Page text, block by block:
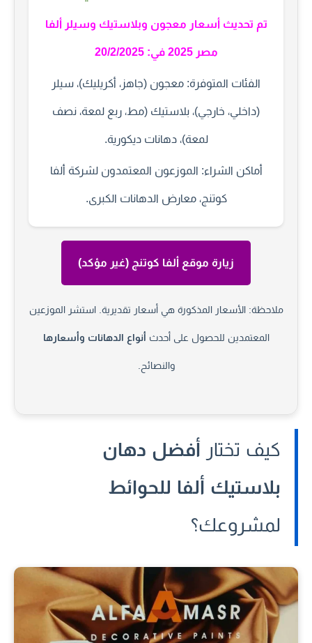
تم تحديث أسعار معجون وبلاستيك وسيلر ألفا
مصر 2025 في: 20/2/2025
الفئات المتوفرة: معجون (جاهز، أكريليك)، سيلر
(داخلي، خارجي)، بلاستيك (مط، ربع لمعة، نصف
لمعة)، دهانات ديكورية.
أماكن الشراء: الموزعون المعتمدون لشركة ألفا
كوتنج، معارض الدهانات الكبرى.
زيارة موقع ألفا كوتنج (غير مؤكد)
ملاحظة: الأسعار المذكورة هي أسعار تقديرية. استشر الموزعين
المعتمدين للحصول على أحدث أنواع الدهانات وأسعارها
والنصائح.
كيف تختار أفضل دهان
بلاستيك ألفا للحوائط
لمشروعك؟